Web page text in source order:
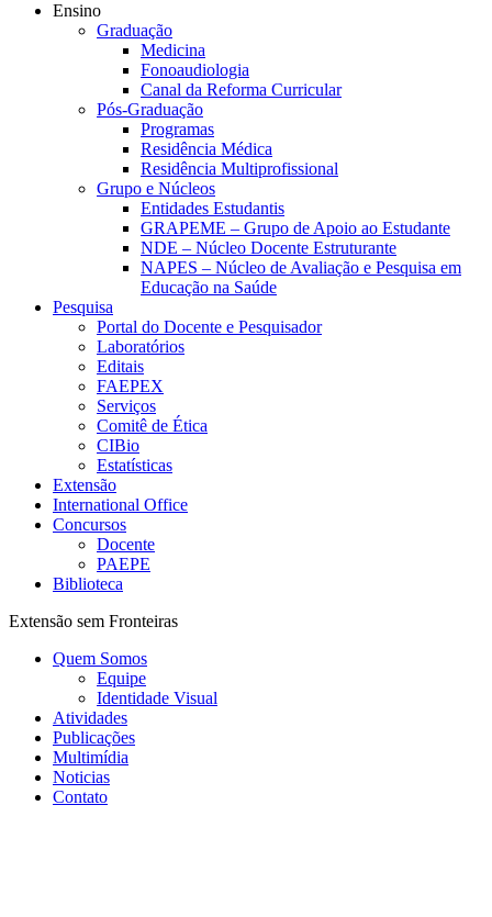
Ensino
Graduação
Medicina
Fonoaudiologia
Canal da Reforma Curricular
Pós-Graduação
Programas
Residência Médica
Residência Multiprofissional
Grupo e Núcleos
Entidades Estudantis
GRAPEME – Grupo de Apoio ao Estudante
NDE – Núcleo Docente Estruturante
NAPES – Núcleo de Avaliação e Pesquisa em
Educação na Saúde
Pesquisa
Portal do Docente e Pesquisador
Laboratórios
Editais
FAEPEX
Serviços
Comitê de Ética
CIBio
Estatísticas
Extensão
International Office
Concursos
Docente
PAEPE
Biblioteca
Extensão sem Fronteiras
Quem Somos
Equipe
Identidade Visual
Atividades
Publicações
Multimídia
Noticias
Contato